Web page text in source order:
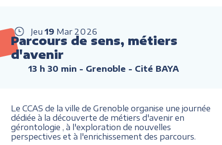
Jeu 19 Mar 2026
Parcours de sens, métiers
d'avenir
13 h 30 min - Grenoble - Cité BAYA
Le CCAS de la ville de Grenoble organise une journée
dédiée à la découverte de métiers d'avenir en
gérontologie , à l'exploration de nouvelles
perspectives et à l'enrichissement des parcours.